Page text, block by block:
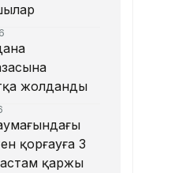
жолданды
қорғауға 3
астам қаржы